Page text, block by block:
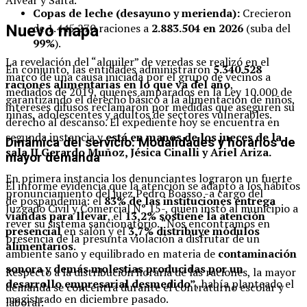
Nuevo mapa
La revelación del “alquiler” de veredas se realizó en el
marco de una causa iniciada por el grupo de vecinos a
mediados de 2019, quienes amparados en la Ley 10.000 de
intereses difusos reclamaron por medidas que aseguren su
derecho al descanso. El expediente hoy se encuentra en
segunda instancia yestá en manos de los jueces de la
sala II Gerardo Muñoz, Jésica Cinalli y Ariel Ariza.
En primera instancia los denunciantes lograron un fuerte
pronunciamiento del juez Pedro Boasso -a cargo del
Juzgado Civil y Comercial N° 15-, quien instó al municipio a
rever su sistema sancionatorio. “Nos encontramos en
presencia de la presunta violación a disfrutar de un
ambiente sano y equilibrado en materia de contaminación
sonora y demás molestias producidas por un
desarrollo empresarial desmedido”, había planteado el
magistrado en diciembre pasado.
Copas de leche (desayuno y merienda): Crecieron
de 1.445.270 raciones a 2.883.504 en 2026 (suba del
99%).
En conjunto, las entidades administraron5.340.528
raciones alimentarias en lo que va del año,
garantizando el derecho básico a la alimentación de niños,
niñas, adolescentes y adultos de sectores vulnerables.
Dinámica del servicio: Modalidades y horarios de
mayor demanda
El informe evidencia que la atención se adaptó a los hábitos
de pospandemia: el83% de las instituciones entrega
viandas para llevar, el13,2% sostiene la atención
presencialen salón y el3,7% distribuye módulos
alimentarios.
Respecto a la distribución horaria de las raciones, la mayor
demanda se concentra durante el contraturno escolar y
laboral: